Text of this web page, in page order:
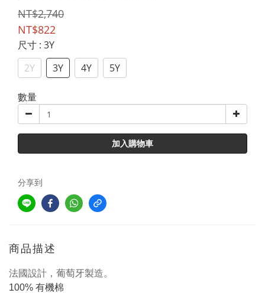
NT$2,740
NT$822
尺寸 : 3Y
2Y
3Y 4Y 5Y
數量
加入購物車
分享到
商品描述
法國設計，葡萄牙製造。
100% 有機棉